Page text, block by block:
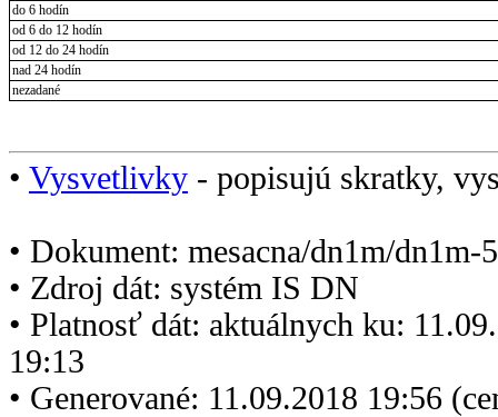
do 6 hodín
od 6 do 12 hodín
od 12 do 24 hodín
nad 24 hodín
nezadané
• Vysvetlivky - popisujú skratky,
• Dokument: mesacna/dn1m/dn1m-
• Zdroj dát: systém IS DN
• Platnosť dát: aktuálnych ku:
19:13
• Generované: 11.09.2018 19:56